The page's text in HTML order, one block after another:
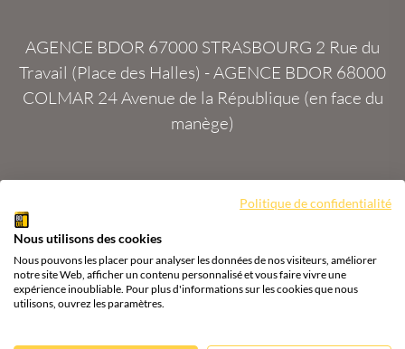
AGENCE BDOR 67000 STRASBOURG 2 Rue du
Travail (Place des Halles) -AGENCE BDOR 68000
COLMAR24 Avenue de la République (en face du
manège)
Tous droits réservés Agence BDOR ®
Cours or, achat
& vente or, argent
Politique de confidentialité
Nous utilisons des cookies
Nous pouvons les placer pour analyser les données de nos visiteurs, améliorer
notre site Web, afficher un contenu personnalisé et vous faire vivre une
expérience inoubliable. Pour plus d'informations sur les cookies que nous
utilisons, ouvrez les paramètres.